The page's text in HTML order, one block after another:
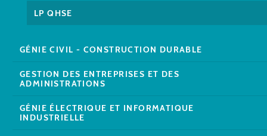
LP QHSE
GÉNIE CIVIL - CONSTRUCTION DURABLE
GESTION DES ENTREPRISES ET DES
ADMINISTRATIONS
GÉNIE ÉLECTRIQUE ET INFORMATIQUE
INDUSTRIELLE